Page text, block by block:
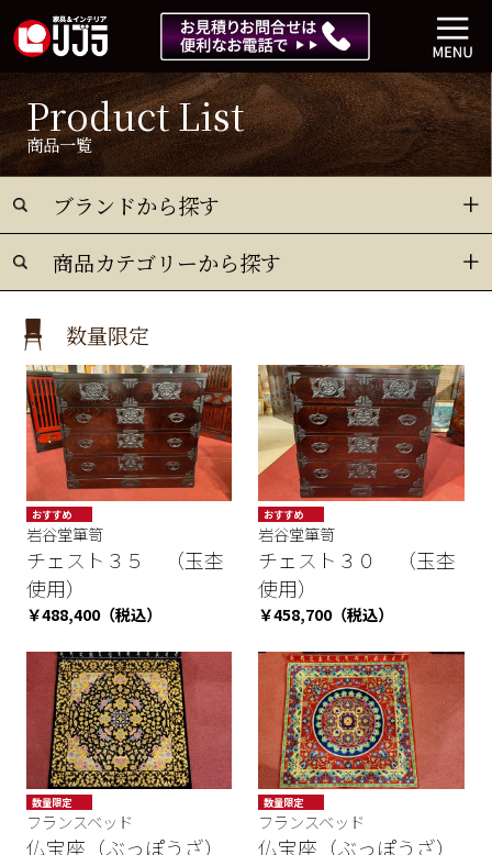
Product List
商品一覧
ブランドから探す
商品カテゴリーから探す
数量限定
おすすめ
数量限定
SALE
岩谷堂箪笥
チェスト３５ （玉杢
使用）
￥488,400（税込）
おすすめ
期間限定 お
買い得商品
数量限定
岩谷堂箪笥
チェスト３０ （玉杢
使用）
￥458,700（税込）
数量限定
フランスベッド
仏宝座（ぶっぽうざ）
数量限定
フランスベッド
仏宝座（ぶっぽうざ）